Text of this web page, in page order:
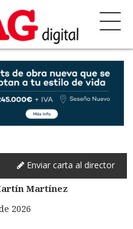
Enviar carta al director
Martínez
2026